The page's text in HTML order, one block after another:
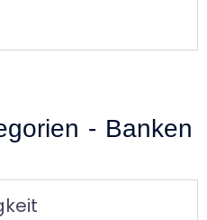
- Banken